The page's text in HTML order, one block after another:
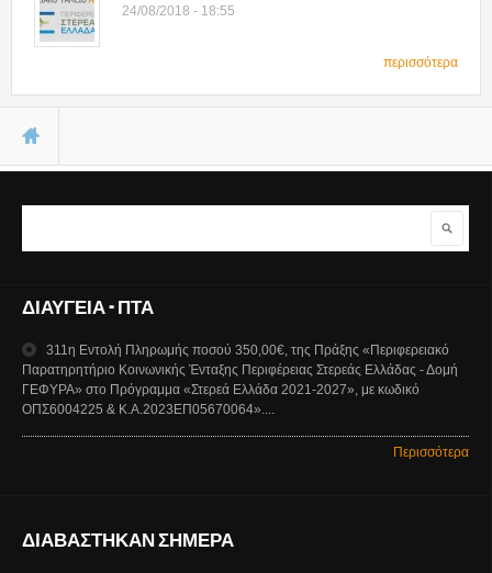
24/08/2018 - 18:55
περισσότερα
Είστε εδώ
Αναζήτηση
ΔΙΑΥΓΕΙΑ - ΠΤΑ
311η Εντολή Πληρωμής ποσού 350,00€, της Πράξης «Περιφερειακό
Παρατηρητήριο Κοινωνικής Ένταξης Περιφέρειας Στερεάς Ελλάδας - Δομή
ΓΕΦΥΡΑ» στο Πρόγραμμα «Στερεά Ελλάδα 2021-2027», με κωδικό
ΟΠΣ6004225 & Κ.Α.2023ΕΠ05670064»....
Περισσότερα
ΔΙΑΒΑΣΤΗΚΑΝ ΣΗΜΕΡΑ